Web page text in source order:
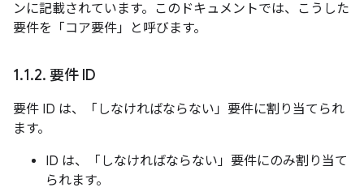
ンに記載されています。このドキュメントでは、こうした
要件を「コア要件」と呼びます。
1.1.2. 要件 ID
要件 ID は、「しなければならない」要件に割り当てられ
ます。
ID は、「しなければならない」要件にのみ割り当て
られます。